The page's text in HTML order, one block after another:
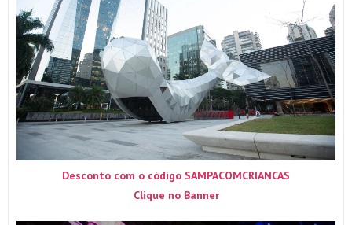
Desconto com o código SAMPACOMCRIANCAS
Clique no Banner